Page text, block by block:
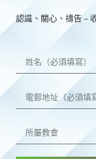
認識、關心、禱告 –